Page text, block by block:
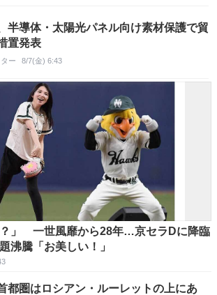
半導体・太陽光パネル向け素材保護で貿
置発表
ー 8/7(金) 6:43
？」 一世風靡から28年…京セラDに降臨
沸騰「お美しい！」
首都圏はロシアン・ルーレットの上にあ